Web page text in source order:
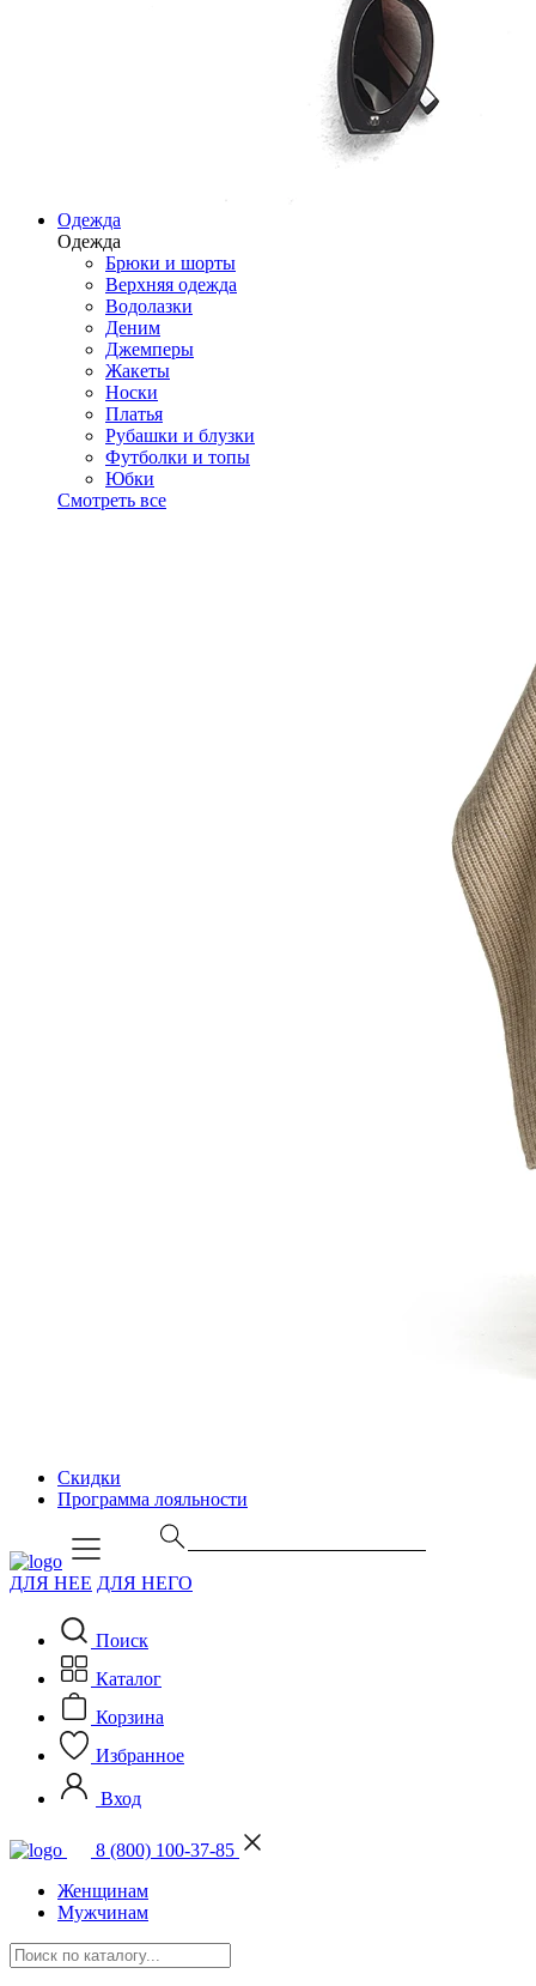
Одежда
Одежда
Брюки и шорты
Верхняя одежда
Водолазки
Деним
Джемперы
Жакеты
Носки
Платья
Рубашки и блузки
Футболки и топы
Юбки
Смотреть все
Скидки
Программа лояльности
ДЛЯ НЕЕ ДЛЯ НЕГО
Поиск
Каталог
Корзина
Избранное
Вход
8 (800) 100-37-85
Женщинам
Мужчинам